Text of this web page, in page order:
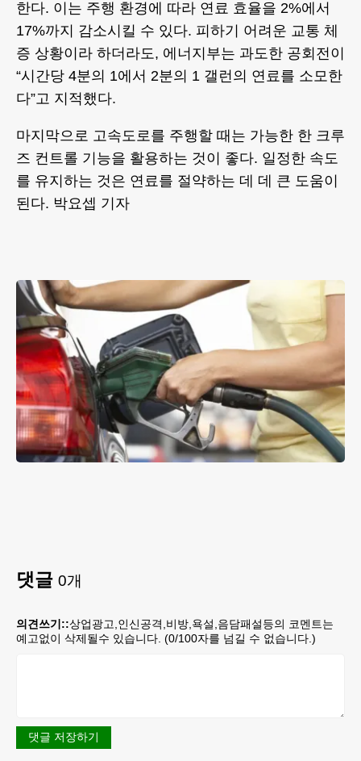
한다. 이는 주행 환경에 따라 연료 효율을 2%에서
17%까지 감소시킬 수 있다. 피하기 어려운 교통 체
증 상황이라 하더라도, 에너지부는 과도한 공회전이
“시간당 4분의 1에서 2분의 1 갤런의 연료를 소모한
다”고 지적했다.
마지막으로 고속도로를 주행할 때는 가능한 한 크루
즈 컨트롤 기능을 활용하는 것이 좋다. 일정한 속도
를 유지하는 것은 연료를 절약하는 데 데 큰 도움이
된다. 박요셉 기자
댓글 0개
의견쓰기::상업광고,인신공격,비방,욕설,음담패설등의 코멘트는
예고없이 삭제될수 있습니다. (0/100자를 넘길 수 없습니다.)
댓글 저장하기